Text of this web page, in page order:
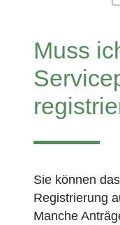
Muss
Sie können
Registrierung
Manche